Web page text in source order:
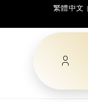
繁體中文